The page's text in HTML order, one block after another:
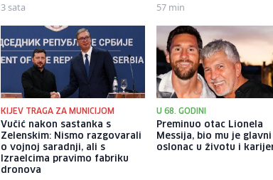
3 sata 57 min
KIJEV TRAGA ZA MUNICIJOM
Vučić nakon sastanka s
Zelenskim: Nismo razgovarali
o vojnoj saradnji, ali s
Izraelcima pravimo fabriku
dronova
U 68. GODINI
Preminuo otac Lionela
Messija, bio mu je glavni
oslonac u životu i